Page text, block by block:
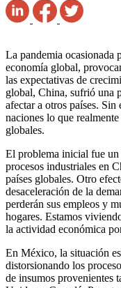
La pandemia ocasionada
economía global,
las expectativas de
global, China, sufrió una
afectar a otros países.
naciones lo que
globales.
El problema inicial fue
procesos industriales en
países globales. Otro
desaceleración de la
perderán sus empleos y
hogares. Estamos
la actividad económica
En México, la situación
distorsionando los
de insumos provenientes